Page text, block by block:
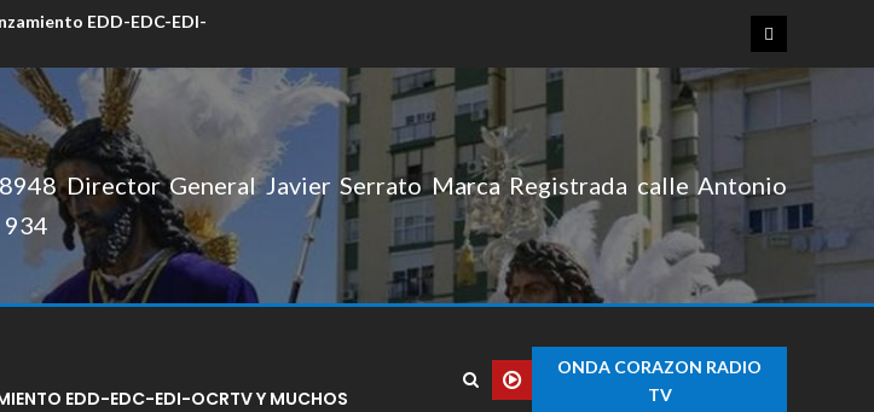
EDD-EDC-EDI-
Director General Javier Serrato Marca Registrada calle Antonio
934
EDD-EDC-EDI-OCRTV Y MUCHOS
ONDA CORAZON RADIO
TV